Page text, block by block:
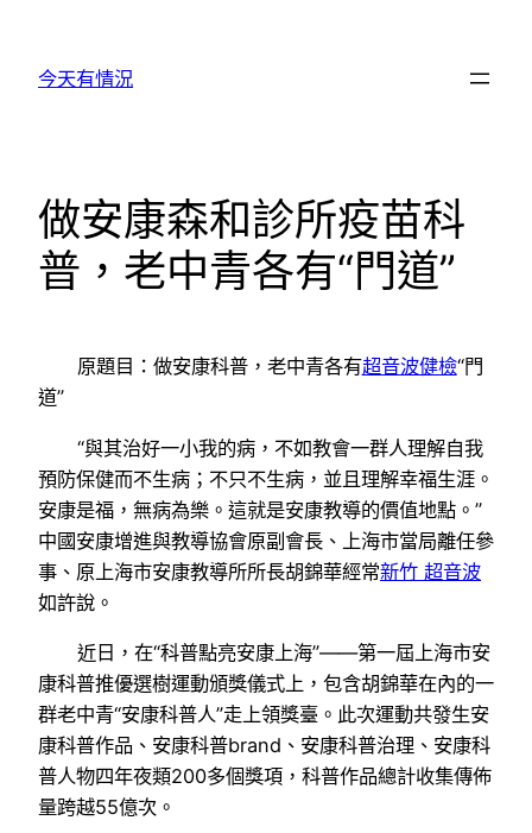
今天有情況
做安康森和診所疫苗科
普，老中青各有“門道”
原題目：做安康科普，老中青各有超音波健檢“門
道”
“與其治好一小我的病，不如教會一群人理解自我
預防保健而不生病；不只不生病，並且理解幸福生涯。
安康是福，無病為樂。這就是安康教導的價值地點。”
中國安康增進與教導協會原副會長、上海市當局離任參
事、原上海市安康教導所所長胡錦華經常新竹 超音波
如許說。
近日，在“科普點亮安康上海”——第一屆上海市安
康科普推優選樹運動頒獎儀式上，包含胡錦華在內的一
群老中青“安康科普人”走上領獎臺。此次運動共發生安
康科普作品、安康科普brand、安康科普治理、安康科
普人物四年夜類200多個獎項，科普作品總計收集傳佈
量跨越55億次。